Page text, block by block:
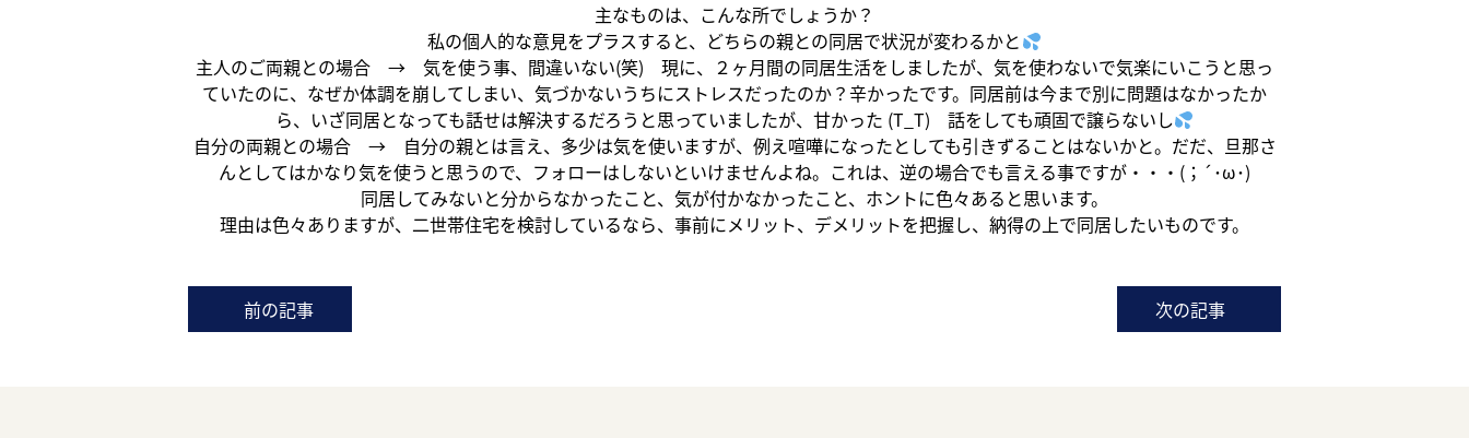
主なものは、こんな所でしょうか？
私の個人的な意見をプラスすると、どちらの親との同居で状況が変わるかと
主人のご両親との場合 → 気を使う事、間違いない(笑) 現に、２ヶ月間の同居生活をしましたが、気を使わないで気楽にいこうと思っ
ていたのに、なぜか体調を崩してしまい、気づかないうちにストレスだったのか？辛かったです。同居前は今まで別に問題はなかったか
ら、いざ同居となっても話せは解決するだろうと思っていましたが、甘かった (T_T) 話をしても頑固で譲らないし
自分の両親との場合 → 自分の親とは言え、多少は気を使いますが、例え喧嘩になったとしても引きずることはないかと。だだ、旦那さ
んとしてはかなり気を使うと思うので、フォローはしないといけませんよね。これは、逆の場合でも言える事ですが・・・(；´･ω･)
同居してみないと分からなかったこと、気が付かなかったこと、ホントに色々あると思います。
理由は色々ありますが、二世帯住宅を検討しているなら、事前にメリット、デメリットを把握し、納得の上で同居したいものです。
前の記事 次の記事